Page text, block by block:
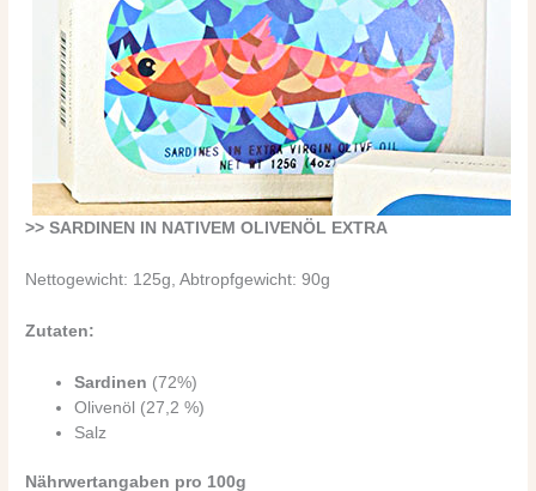
>> SARDINEN IN NATIVEM OLIVENÖL EXTRA
Nettogewicht: 125g, Abtropfgewicht: 90g
Zutaten:
Sardinen (72%)
Olivenöl (27,2 %)
Salz
Nährwertangaben pro 100g